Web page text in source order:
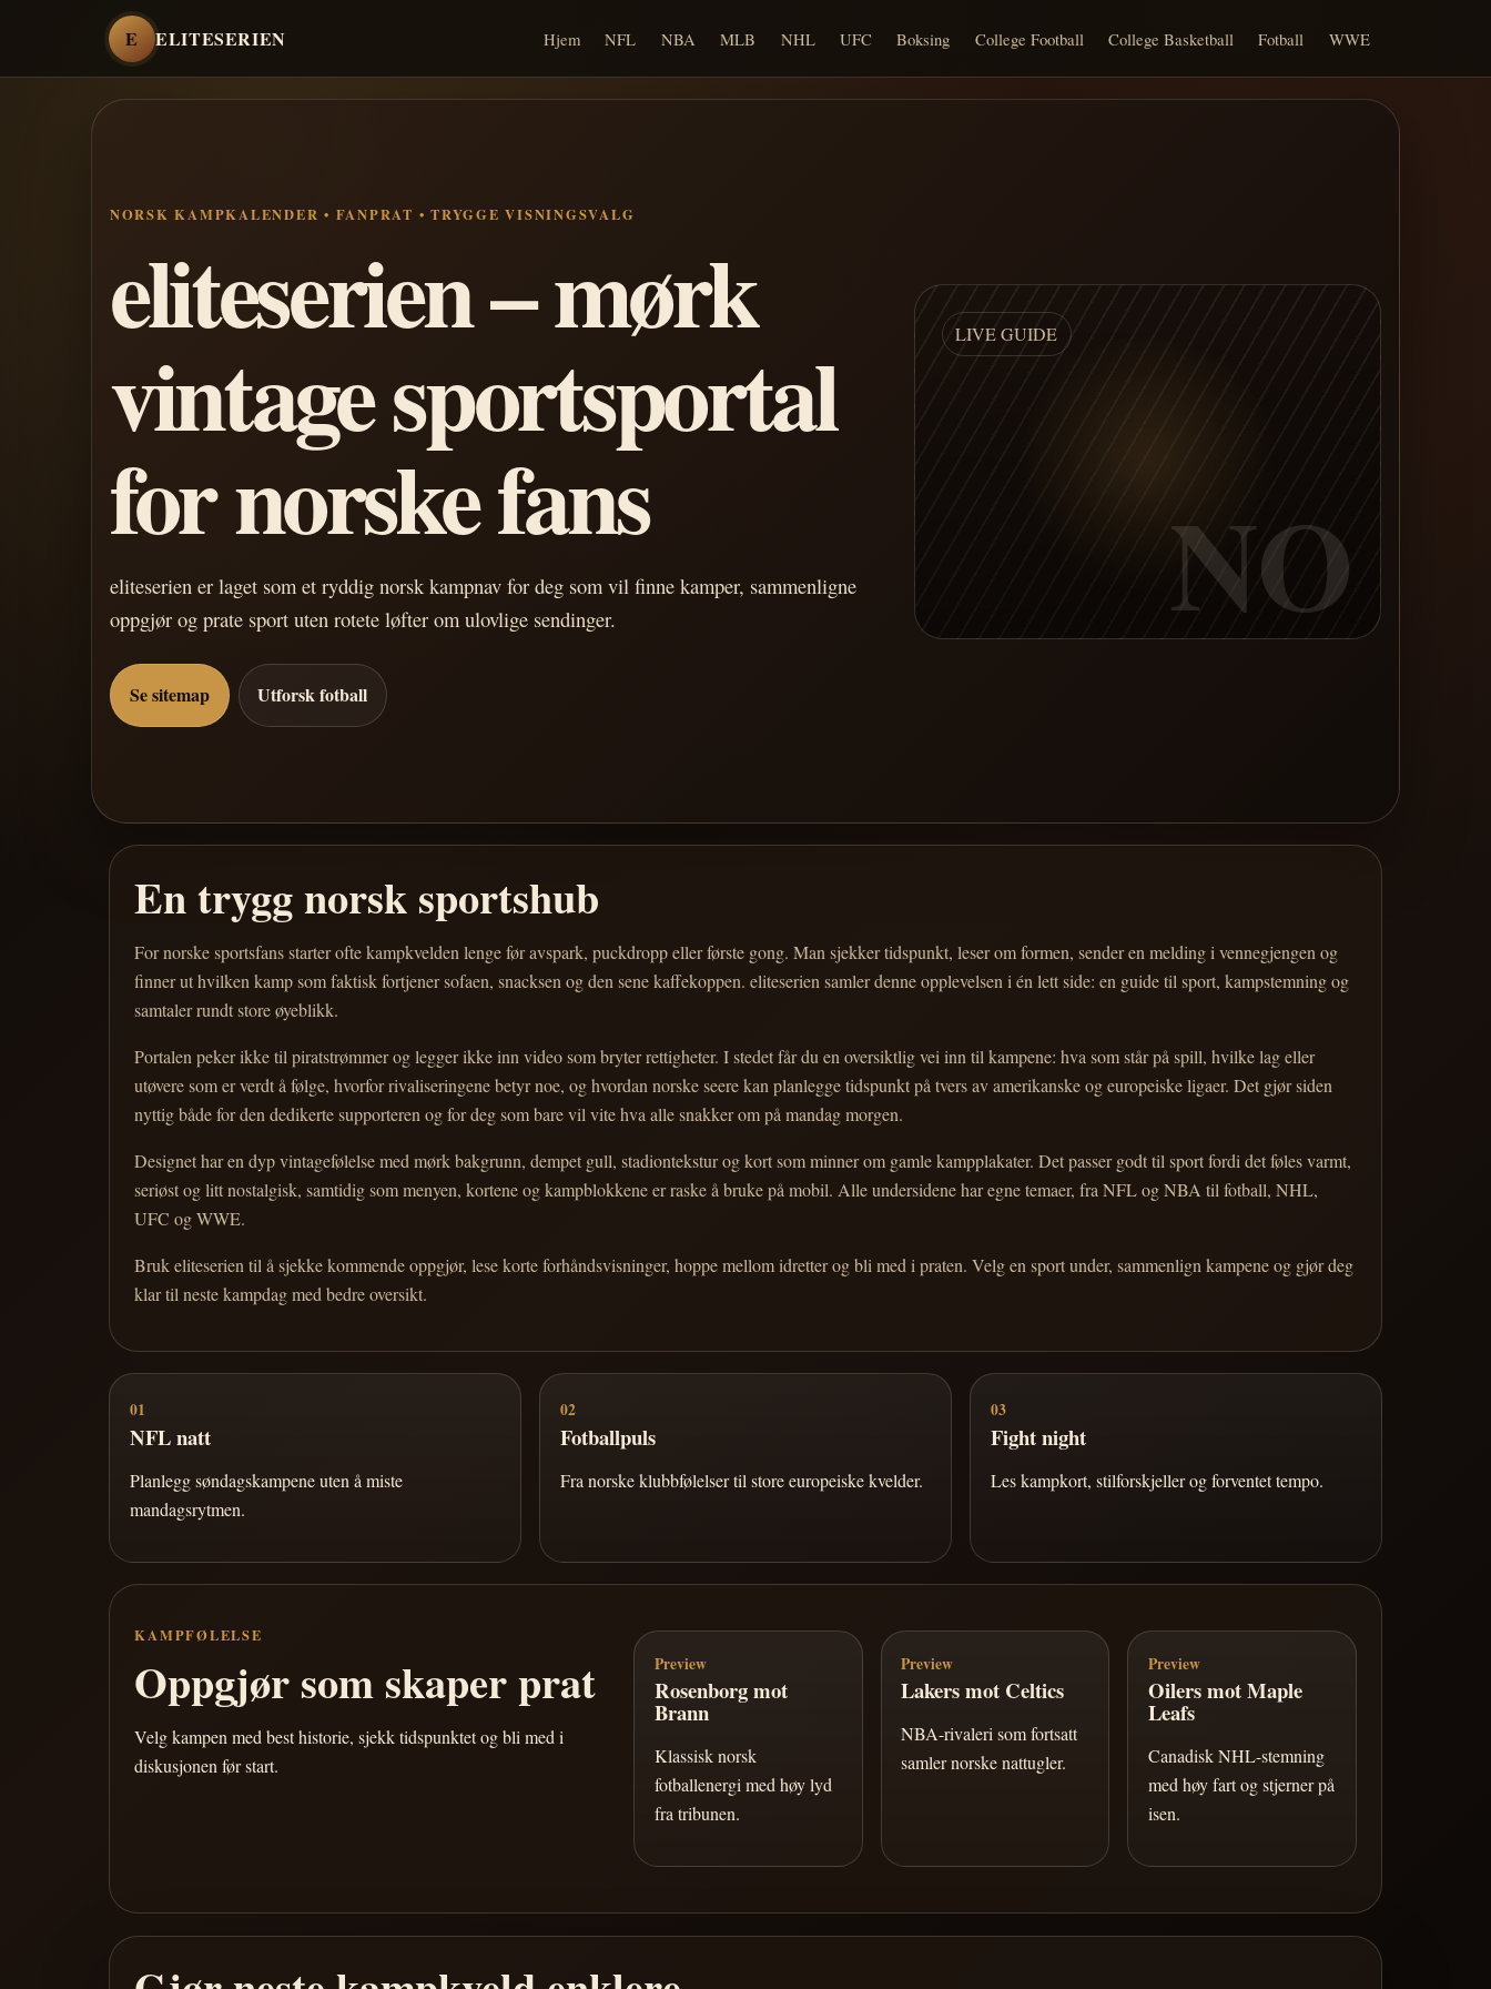
E ELITESERIEN Hjem NFL NBA MLB NHL UFC Boksing College Football College Basketball Fotball WWE
NORSK KAMPKALENDER • FANPRAT • TRYGGE VISNINGSVALG
eliteserien – mørk
vintage sportsportal
for norske fans
eliteserien er laget som et ryddig norsk kampnav for deg som vil finne kamper, sammenligne
oppgjør og prate sport uten rotete løfter om ulovlige sendinger.
Se sitemap Utforsk fotball
LIVE GUIDE
NO
En trygg norsk sportshub
For norske sportsfans starter ofte kampkvelden lenge før avspark, puckdropp eller første gong. Man sjekker tidspunkt, leser om formen, sender en melding i vennegjengen og
finner ut hvilken kamp som faktisk fortjener sofaen, snacksen og den sene kaffekoppen. eliteserien samler denne opplevelsen i én lett side: en guide til sport, kampstemning og
samtaler rundt store øyeblikk.
Portalen peker ikke til piratstrømmer og legger ikke inn video som bryter rettigheter. I stedet får du en oversiktlig vei inn til kampene: hva som står på spill, hvilke lag eller
utøvere som er verdt å følge, hvorfor rivaliseringene betyr noe, og hvordan norske seere kan planlegge tidspunkt på tvers av amerikanske og europeiske ligaer. Det gjør siden
nyttig både for den dedikerte supporteren og for deg som bare vil vite hva alle snakker om på mandag morgen.
Designet har en dyp vintagefølelse med mørk bakgrunn, dempet gull, stadiontekstur og kort som minner om gamle kampplakater. Det passer godt til sport fordi det føles varmt,
seriøst og litt nostalgisk, samtidig som menyen, kortene og kampblokkene er raske å bruke på mobil. Alle undersidene har egne temaer, fra NFL og NBA til fotball, NHL,
UFC og WWE.
Bruk eliteserien til å sjekke kommende oppgjør, lese korte forhåndsvisninger, hoppe mellom idretter og bli med i praten. Velg en sport under, sammenlign kampene og gjør deg
klar til neste kampdag med bedre oversikt.
01
NFL natt
Planlegg søndagskampene uten å miste
mandagsrytmen.
02
Fotballpuls
Fra norske klubbfølelser til store europeiske kvelder.
03
Fight night
Les kampkort, stilforskjeller og forventet tempo.
KAMPFØLELSE
Oppgjør som skaper prat
Velg kampen med best historie, sjekk tidspunktet og bli med i
diskusjonen før start.
Preview
Rosenborg mot
Brann
Klassisk norsk
fotballenergi med høy lyd
fra tribunen.
Preview
Lakers mot Celtics
NBA-rivaleri som fortsatt
samler norske nattugler.
Preview
Oilers mot Maple
Leafs
Canadisk NHL-stemning
med høy fart og stjerner på
isen.